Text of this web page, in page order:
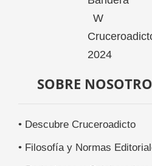
SOBRE
• Descubre Cruceroadicto
• Filosofía y Normas